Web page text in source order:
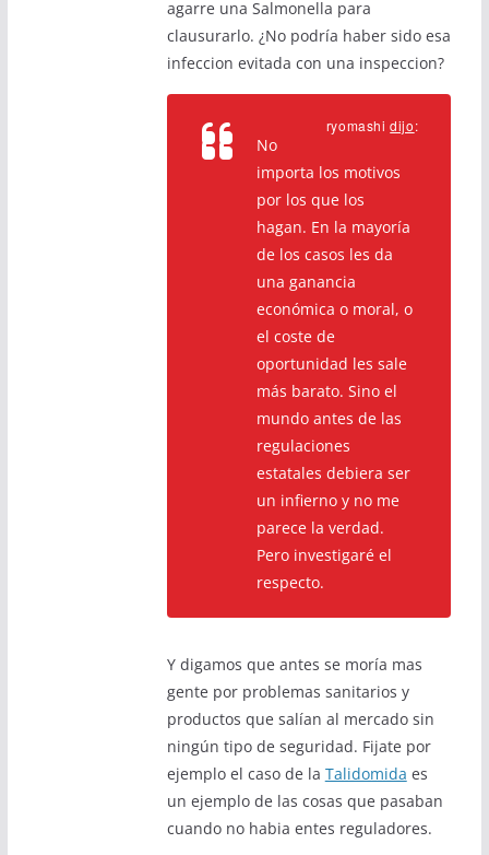
agarre una Salmonella para
clausurarlo. ¿No podría haber sido esa
infeccion evitada con una inspeccion?
ryomashidijo:
No
importa los motivos
por los que los
hagan. En la mayoría
de los casos les da
una ganancia
económica o moral, o
el coste de
oportunidad les sale
más barato. Sino el
mundo antes de las
regulaciones
estatales debiera ser
un infierno y no me
parece la verdad.
Pero investigaré el
respecto.
Y digamos que antes se moría mas
gente por problemas sanitarios y
productos que salían al mercado sin
ningún tipo de seguridad. Fijate por
ejemplo el caso de la Talidomida es
un ejemplo de las cosas que pasaban
cuando no habia entes reguladores.